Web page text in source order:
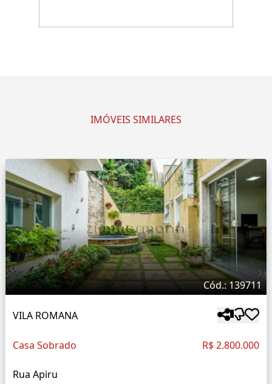
IMÓVEIS SIMILARES
Cód.: 139711
VILA ROMANA
Casa Sobrado R$ 2.800.000
Rua Apiru